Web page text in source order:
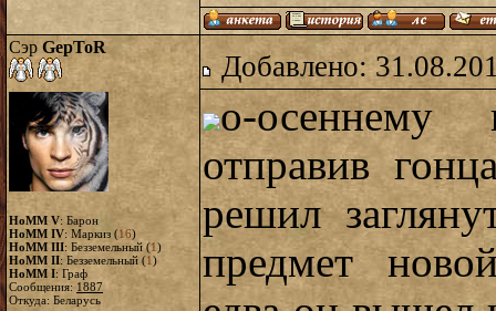
Сэр GepToR
HoMM V: Барон
HoMM IV: Маркиз (16)
HoMM III: Безземельный (1)
HoMM II: Безземельный (1)
HoMM I: Граф
Сообщения: 1887
Откуда: Беларусь
Добавлено:
о-осеннему
отправив
решил
предмет